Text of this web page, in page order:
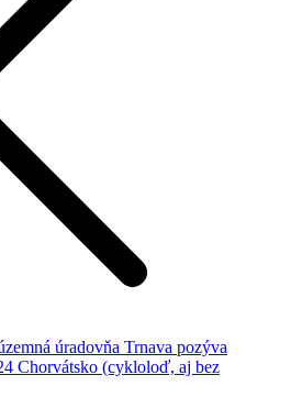
úradovňa Trnava pozýva
Chorvátsko (cykloloď, aj bez